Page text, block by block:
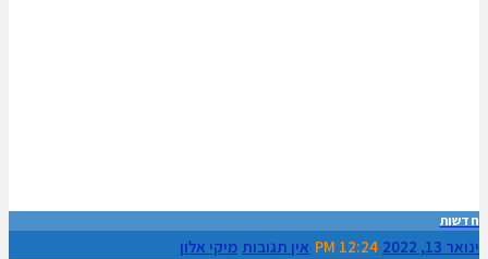
חדשות
ינואר 13, 2022 12:24 PM אין תגובות מיקי אלון